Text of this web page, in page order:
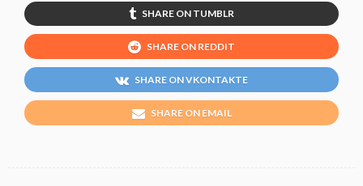
SHARE ON TUMBLR
SHARE ON REDDIT
SHARE ON VKONTAKTE
SHARE ON EMAIL